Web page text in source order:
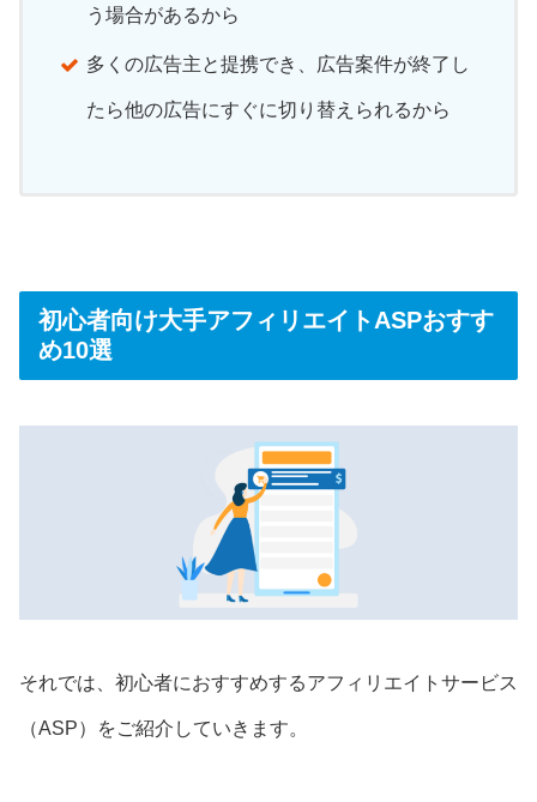
う場合があるから
多くの広告主と提携でき、広告案件が終了し
たら他の広告にすぐに切り替えられるから
初心者向け大手アフィリエイトASPおすす
め10選
それでは、初心者におすすめするアフィリエイトサービス
（ASP）をご紹介していきます。